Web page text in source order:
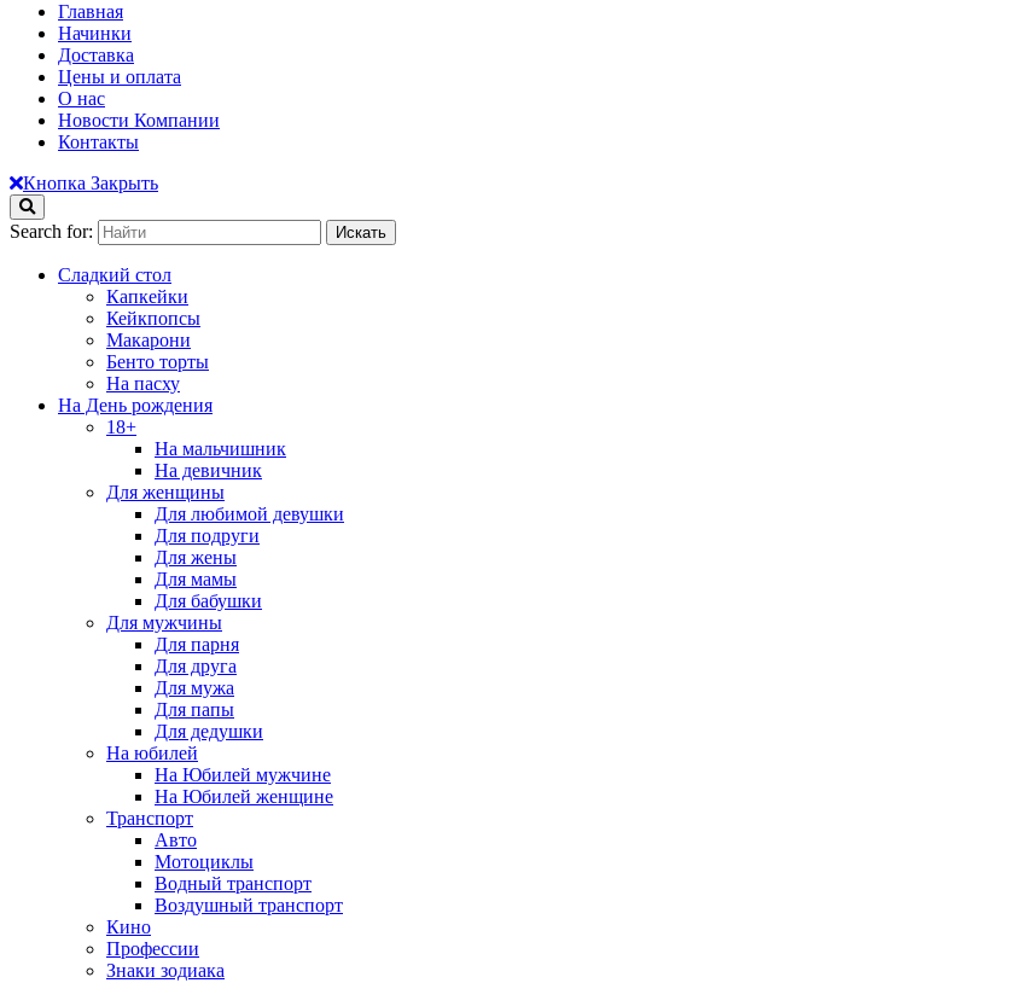
Главная
Начинки
Доставка
Цены и оплата
О нас
Новости Компании
Контакты
Кнопка Закрыть
Search for:
Сладкий стол
Капкейки
Кейкпопсы
Макарони
Бенто торты
На пасху
На День рождения
18+
На мальчишник
На девичник
Для женщины
Для любимой девушки
Для подруги
Для жены
Для мамы
Для бабушки
Для мужчины
Для парня
Для друга
Для мужа
Для папы
Для дедушки
На юбилей
На Юбилей мужчине
На Юбилей женщине
Транспорт
Авто
Мотоциклы
Водный транспорт
Воздушный транспорт
Кино
Профессии
Знаки зодиака